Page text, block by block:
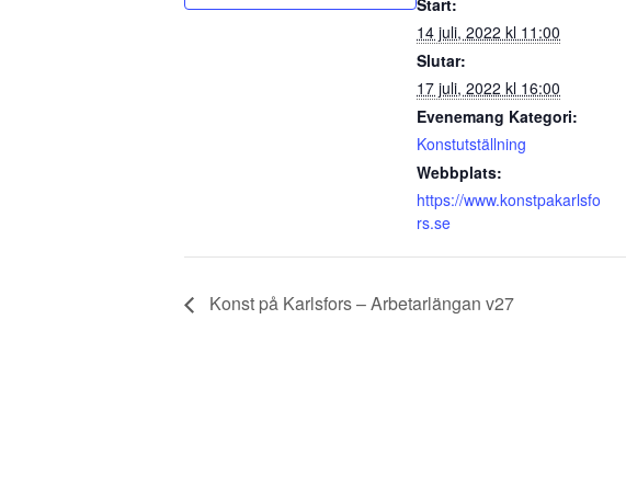
Start:
14 juli, 2022 kl 11:00
Slutar:
17 juli, 2022 kl 16:00
Evenemang Kategori:
Konstutställning
Webbplats:
https://www.konstpakarlsfo
rs.se
Konst på Karlsfors – Arbetarlängan v27